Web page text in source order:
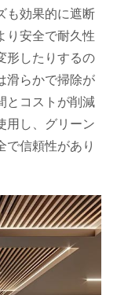
も効果的に遮断
り安全で耐久性
形したりするの
滑らかで掃除が
とコストが削減
用し、グリーン
で信頼性があり